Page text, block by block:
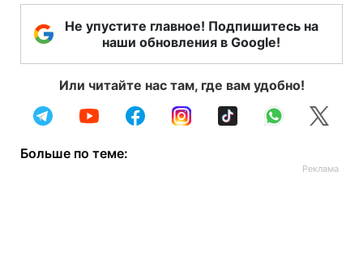
Не упустите главное! Подпишитесь на
наши обновления в Google!
Или читайте нас там, где вам удобно!
Больше по теме: